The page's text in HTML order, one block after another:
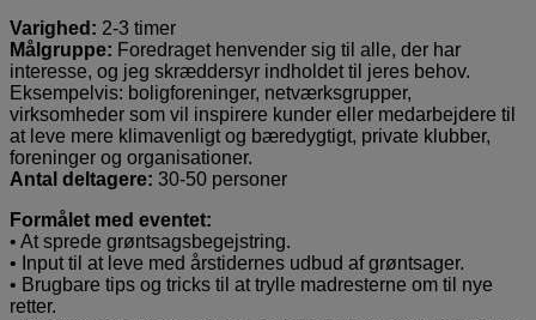
Varighed: 2-3 timer
Målgruppe: Foredraget henvender sig til alle, der har
interesse, og jeg skræddersyr indholdet til jeres behov.
Eksempelvis: boligforeninger, netværksgrupper,
virksomheder som vil inspirere kunder eller medarbejdere til
at leve mere klimavenligt og bæredygtigt, private klubber,
foreninger og organisationer.
Antal deltagere: 30-50 personer
Formålet med eventet:
• At sprede grøntsagsbegejstring.
• Input til at leve med årstidernes udbud af grøntsager.
• Brugbare tips og tricks til at trylle madresterne om til nye
retter.